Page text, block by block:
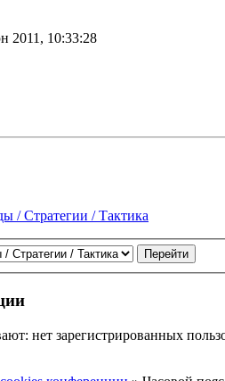
2011, 10:33:28
/ Стратегии / Тактика
нет зарегистрированных